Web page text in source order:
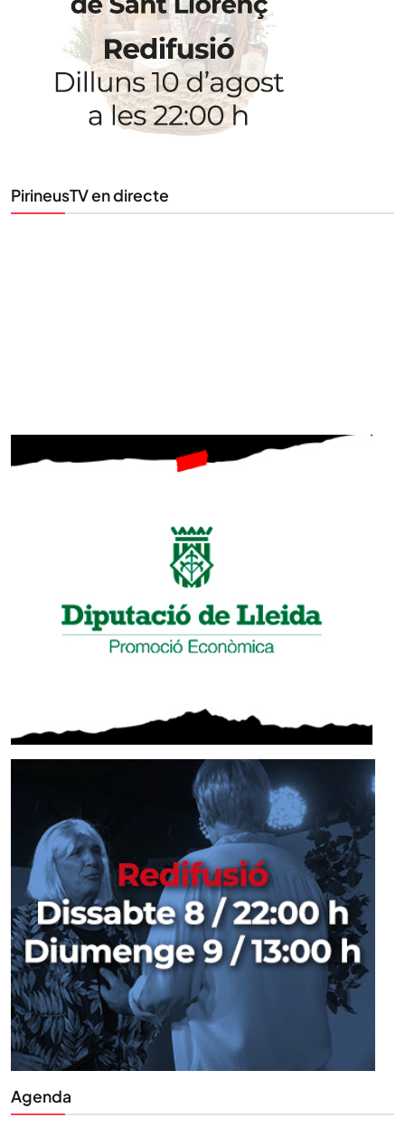
PirineusTV en directe
Agenda
al teu correu. Subscriu-te al nostre butlletí i segueix
la informació que importa.